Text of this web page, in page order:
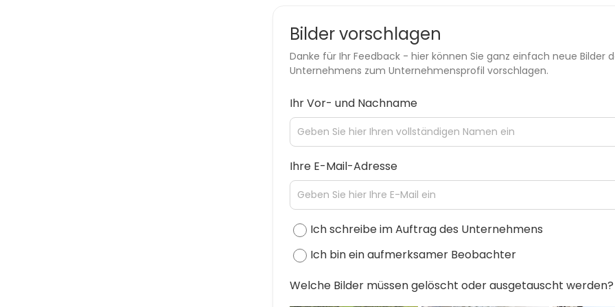
Bilder vorschlagen
Danke für Ihr Feedback - hier können Sie ganz einfach neue Bilder
Unternehmens zum Unternehmensprofil vorschlagen.
Ihr Vor- und Nachname
Ihre E-Mail-Adresse
Ich schreibe im Auftrag des Unternehmens
Ich bin ein aufmerksamer Beobachter
Welche Bilder müssen gelöscht oder ausgetauscht werden?